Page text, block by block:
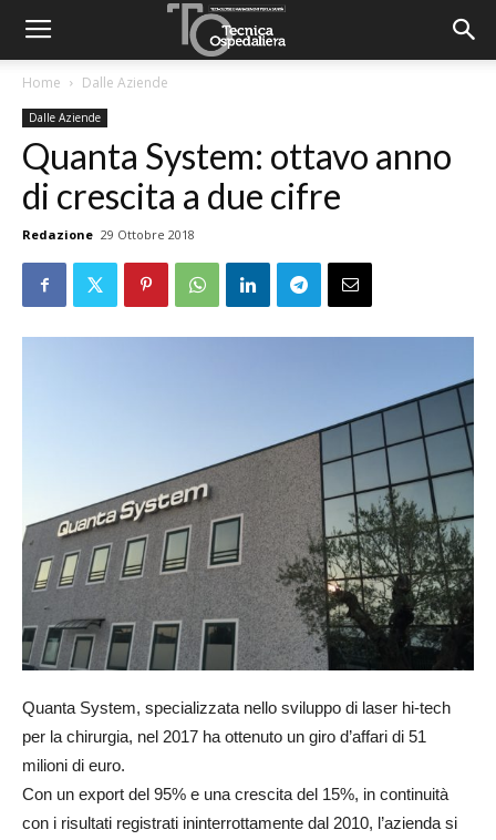
Home Dalle Aziende
Dalle Aziende
Quanta System: ottavo anno
di crescita a due cifre
Redazione 29 Ottobre 2018
Quanta System, specializzata nello sviluppo di laser hi-tech
per la chirurgia, nel 2017 ha ottenuto un giro d’affari di 51
milioni di euro.
Con un export del 95% e una crescita del 15%, in continuità
con i risultati registrati ininterrottamente dal 2010, l’azienda si